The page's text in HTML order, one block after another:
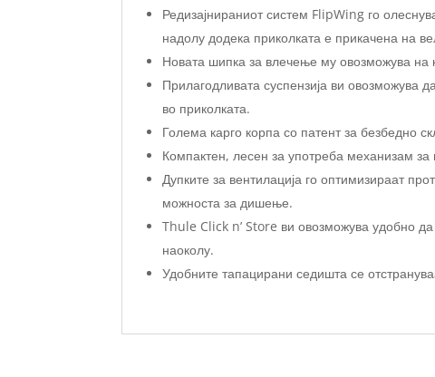
Редизајнираниот систем FlipWing го
надолу додека приколката е прикачена на
Новата шипка за влечење му овозможува на
Прилагодливата суспензија ви овозможува
во приколката.
Голема карго корпа со патент за безбедно
Компактен, лесен за употреба механизам
Дупките за вентилација го оптимизираат
можноста за дишење.
Thule Click n’ Store ви овозможува удобно
наоколу.
Удобните тапацирани седишта се